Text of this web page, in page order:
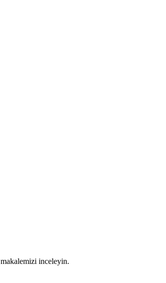
makalemizi inceleyin.